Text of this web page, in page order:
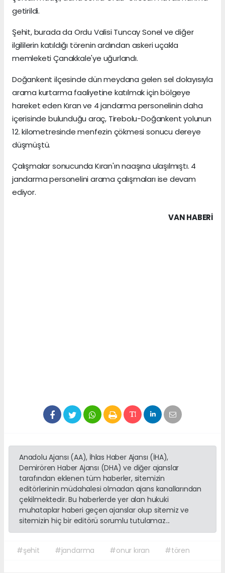
getirildi.
Şehit, burada da Ordu Valisi Tuncay Sonel ve diğer
ilgililerin katıldığı törenin ardından askeri uçakla
memleketi Çanakkale'ye uğurlandı.
Doğankent ilçesinde dün meydana gelen sel dolayısıyla
arama kurtarma faaliyetine katılmak için bölgeye
hareket eden Kıran ve 4 jandarma personelinin daha
içerisinde bulunduğu araç, Tirebolu-Doğankent yolunun
12. kilometresinde menfezin çökmesi sonucu dereye
düşmüştü.
Çalışmalar sonucunda Kıran'ın naaşına ulaşılmıştı. 4
jandarma personelini arama çalışmaları ise devam
ediyor.
VAN HABERİ
Anadolu Ajansı (AA), İhlas Haber Ajansı (İHA),
Demirören Haber Ajansı (DHA) ve diğer ajanslar
tarafından eklenen tüm haberler, sitemizin
editörlerinin müdahalesi olmadan ajans kanallarından
çekilmektedir. Bu haberlerde yer alan hukuki
muhataplar haberi geçen ajanslar olup sitemiz ve
sitemizin hiç bir editörü sorumlu tutulamaz...
#şehit #jandarma #onur kıran #tören